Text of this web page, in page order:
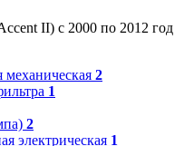
II) с 2000 по 2012 год
механическая 2
1
2
электрическая 1